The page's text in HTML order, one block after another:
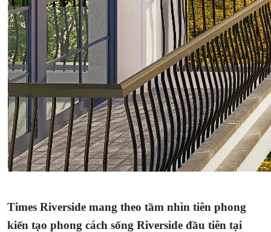
Times Riverside mang theo tầm nhìn tiên phong
kiến tạo phong cách sống Riverside đầu tiên tại